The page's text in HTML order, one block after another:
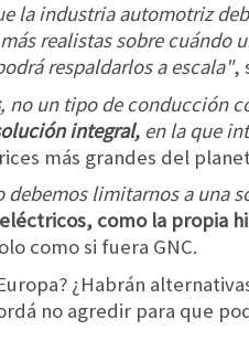
la industria automotriz
realistas sobre cuándo
respaldarlos a escala",
, no un tipo de conducción
integral, en la que
más grandes del
debemos limitarnos a una
como la propia
como si fuera GNC.
¿Habrán
no agredir para que